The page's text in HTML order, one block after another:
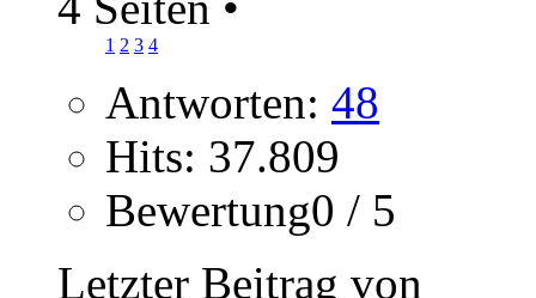
1 2 3 4
Antworten: 48
Hits: 37.809
Bewertung0 / 5
Letzter Beitrag von